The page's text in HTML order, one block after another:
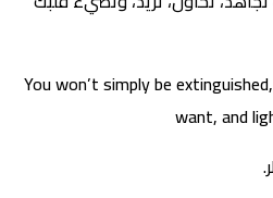
You won’t simply be
want, and